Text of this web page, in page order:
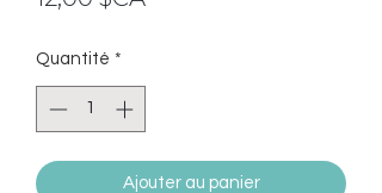
Quantité *
Ajouter au panier